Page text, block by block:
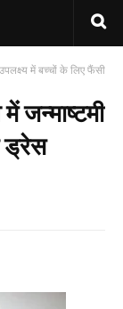
में बच्चों के लिए फैंसी
जन्माष्टमी
ड्रेस